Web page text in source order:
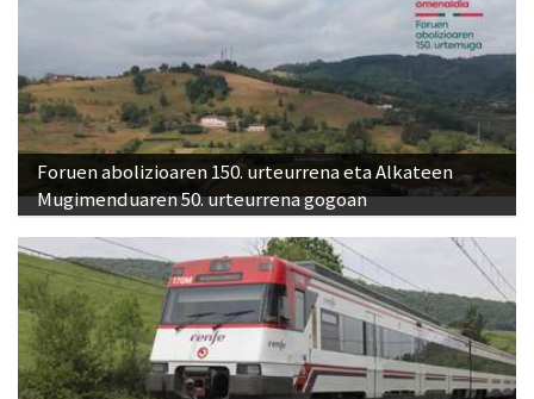
Foruen abolizioaren 150. urteurrena eta Alkateen
Mugimenduaren 50. urteurrena gogoan